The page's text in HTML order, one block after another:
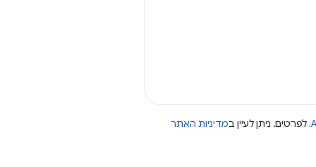
. לפרטים, ניתן לעיין במדיניות האתר